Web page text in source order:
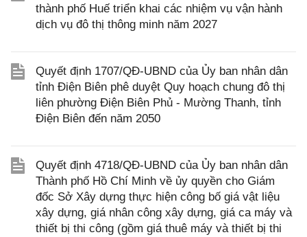
thành phố Huế triển khai các nhiệm vụ vận hành
dịch vụ đô thị thông minh năm 2027
Quyết định 1707/QĐ-UBND của Ủy ban nhân dân
tỉnh Điện Biên phê duyệt Quy hoạch chung đô thị
liên phường Điện Biên Phủ - Mường Thanh, tỉnh
Điện Biên đến năm 2050
Quyết định 4718/QĐ-UBND của Ủy ban nhân dân
Thành phố Hồ Chí Minh về ủy quyền cho Giám
đốc Sở Xây dựng thực hiện công bố giá vật liệu
xây dựng, giá nhân công xây dựng, giá ca máy và
thiết bị thi công (gồm giá thuê máy và thiết bị thi